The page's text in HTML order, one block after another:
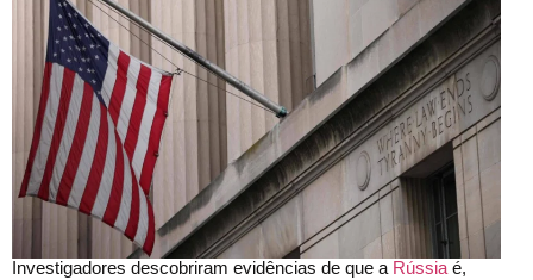
Investigadores descobriram evidências de que a Rússia é,